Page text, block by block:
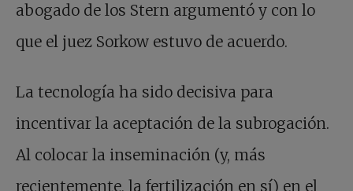
abogado de los Stern argumentó y con lo
que el juez Sorkow estuvo de acuerdo.
La tecnología ha sido decisiva para
incentivar la aceptación de la subrogación.
Al colocar la inseminación (y, más
recientemente, la fertilización en sí) en el